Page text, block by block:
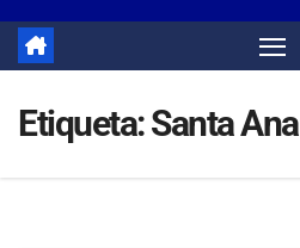
Etiqueta:Santa Ana